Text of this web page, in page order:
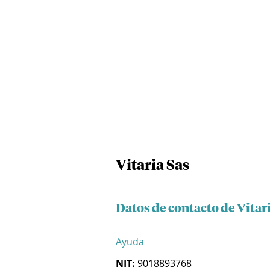
Vitaria Sas
Datos de contacto de
Ayuda
NIT: 9018893768